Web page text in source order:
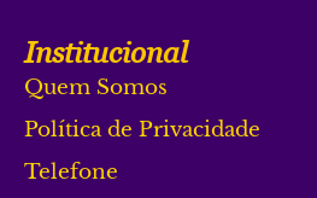
Institucional
Quem Somos
Política de Privacidade
Telefone